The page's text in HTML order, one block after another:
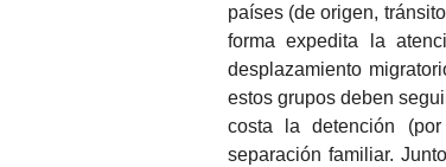
países (de origen,
forma expedita la
desplazamiento
estos grupos deben
costa la detención
separación familiar.